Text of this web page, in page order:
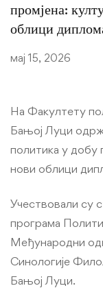
промјена:
облици
мај 15, 2026
На Факултету
Бањој Луци
политика у добу
нови облици
Учествовали су
програма
Међународни
Синологије
Бањој Луци.